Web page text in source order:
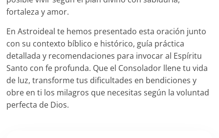
fortaleza y amor.
En Astroideal te hemos presentado esta oración junto
con su contexto bíblico e histórico, guía práctica
detallada y recomendaciones para invocar al Espíritu
Santo con fe profunda. Que el Consolador llene tu vida
de luz, transforme tus dificultades en bendiciones y
obre en ti los milagros que necesitas según la voluntad
perfecta de Dios.